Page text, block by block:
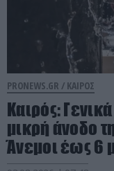
PRONEWS.GR / ΚΑΙΡΟΣ
Καιρός:
μικρή άνοδο
Άνεμοι έως 6